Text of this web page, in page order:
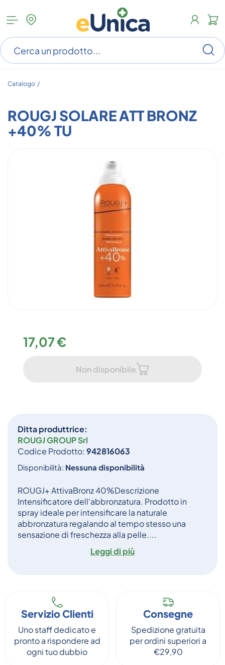
Apri
menu
categorie
Catalogo /
ROUGJ SOLARE ATT BRONZ
+40% TU
Ditta produttrice:
ROUGJ GROUP Srl
Codice Prodotto: 942816063
Disponibilità: Nessuna disponibilità
ROUGJ+ AttivaBronz 40%Descrizione
Intensificatore dell'abbronzatura. Prodotto in
spray ideale per intensificare la naturale
abbronzatura regalando al tempo stesso una
sensazione di freschezza alla pelle....
Leggi di più
17,07 €
Non disponibile
Servizio Clienti
Uno staff dedicato e
pronto a rispondere ad
ogni tuo dubbio
Consegne
Spedizione gratuita
per ordini superiori a
€29,90